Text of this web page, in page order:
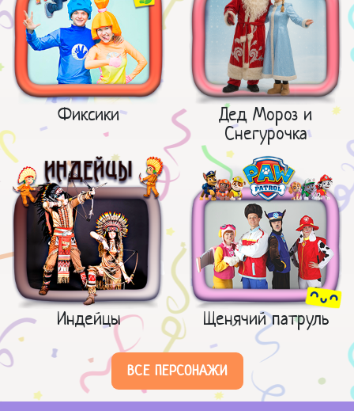
Фиксики
Дед Мороз и
Снегурочка
Индейцы Щенячий патруль
ВСЕ ПЕРСОНАЖИ